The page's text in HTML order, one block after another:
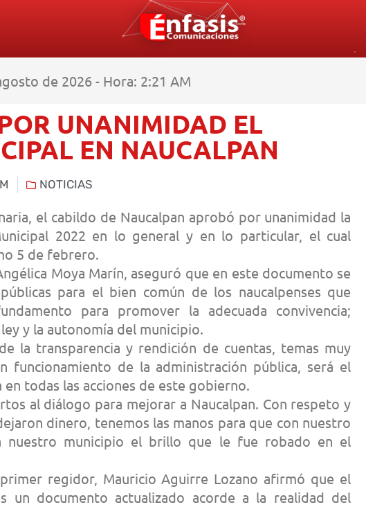
de 2026 - Hora: 2:21 AM
UNANIMIDAD EL
EN NAUCALPAN
NOTICIAS
el cabildo de Naucalpan aprobó por unanimidad la
2022 en lo general y en lo particular, el cual
5 de febrero.
Moya Marín, aseguró que en este documento se
para el bien común de los naucalpenses que
para promover la adecuada convivencia;
y la autonomía del municipio.
la transparencia y rendición de cuentas, temas muy
funcionamiento de la administración pública, será el
todas las acciones de este gobierno.
al diálogo para mejorar a Naucalpan. Con respeto y
dinero, tenemos las manos para que con nuestro
nuestro municipio el brillo que le fue robado en el
regidor, Mauricio Aguirre Lozano afirmó que el
un documento actualizado acorde a la realidad del